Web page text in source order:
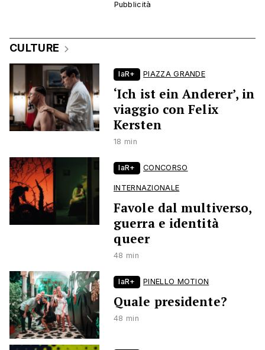
CULTURE
laR+ PIAZZA GRANDE
‘Ich ist ein Anderer’, in
viaggio con Felix
Kersten
18 min
laR+ CONCORSO
INTERNAZIONALE
Favole dal multiverso,
guerra e identità
queer
48 min
laR+ PINELLO MOTION
Quale presidente?
48 min